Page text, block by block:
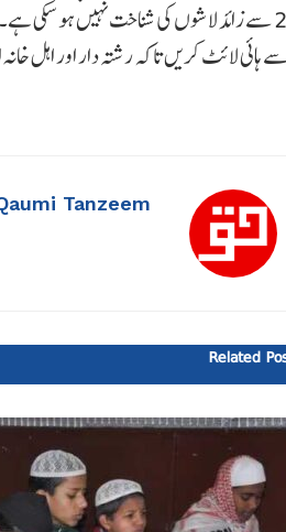
200 سے زائد لاشوں کی شناخت نہیں ہو
ہائی لائٹ کریں تاکہ رشتہ دار اور اہل
Tanzeem
Related